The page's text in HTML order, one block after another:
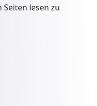
Seiten lesen zu